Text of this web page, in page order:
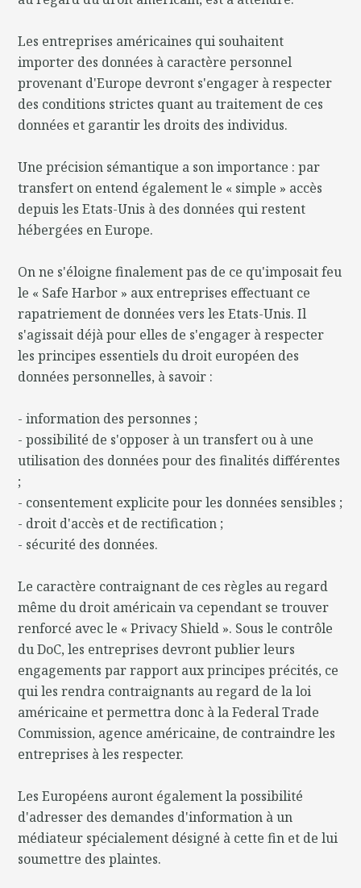
Les entreprises américaines qui souhaitent
importer des données à caractère personnel
provenant d'Europe devront s'engager à respecter
des conditions strictes quant au traitement de ces
données et garantir les droits des individus.
Une précision sémantique a son importance : par
transfert on entend également le « simple » accès
depuis les Etats-Unis à des données qui restent
hébergées en Europe.
On ne s'éloigne finalement pas de ce qu'imposait feu
le « Safe Harbor » aux entreprises effectuant ce
rapatriement de données vers les Etats-Unis. Il
s'agissait déjà pour elles de s'engager à respecter
les principes essentiels du droit européen des
données personnelles, à savoir :
- information des personnes ;
- possibilité de s'opposer à un transfert ou à une
utilisation des données pour des finalités différentes
;
- consentement explicite pour les données sensibles ;
- droit d'accès et de rectification ;
- sécurité des données.
Le caractère contraignant de ces règles au regard
même du droit américain va cependant se trouver
renforcé avec le « Privacy Shield ». Sous le contrôle
du DoC, les entreprises devront publier leurs
engagements par rapport aux principes précités, ce
qui les rendra contraignants au regard de la loi
américaine et permettra donc à la Federal Trade
Commission, agence américaine, de contraindre les
entreprises à les respecter.
Les Européens auront également la possibilité
d'adresser des demandes d'information à un
médiateur spécialement désigné à cette fin et de lui
soumettre des plaintes.